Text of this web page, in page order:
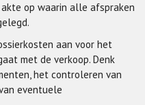
op waarin alle afspraken
aan voor het
met de verkoop. Denk
het controleren van
eventuele